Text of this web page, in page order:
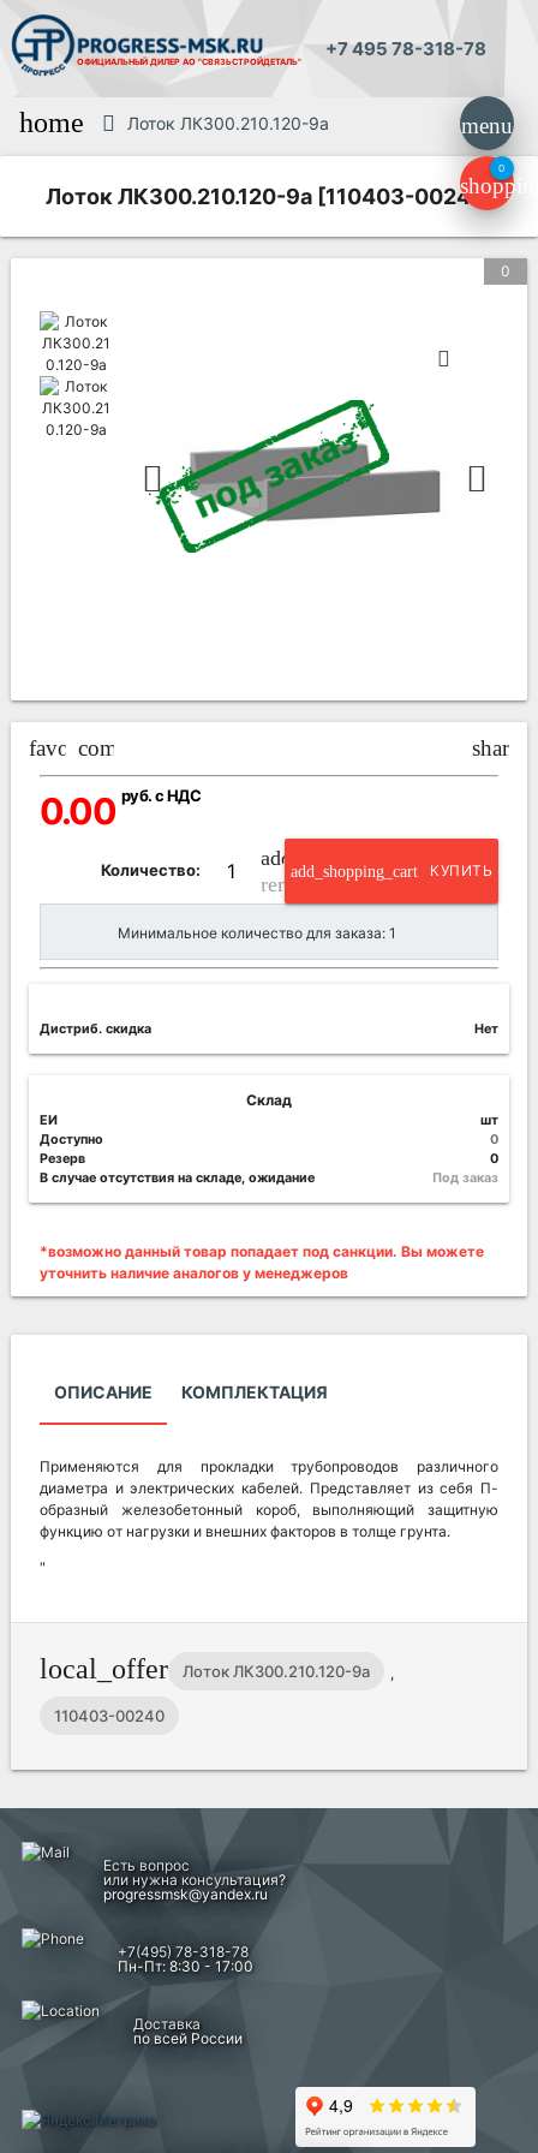
ОФИЦИАЛЬНЫЙ ДИЛЕР АО "СВЯЗЬСТРОЙДЕТАЛЬ"
+7 495 78-318-78
menu
0
home Лоток ЛК300.210.120-9а
Лоток ЛК300.210.120-9а [110403-00240]
0
favorite_border
compare_arrows share
0.00 руб. с НДС
Количество:
add_circle_outline
remove_circle_outline
add_shopping_cart КУПИТЬ
Минимальное количество для заказа: 1
Дистриб. скидка Нет
Склад
ЕИ
шт
Доступно
0
Резерв
0
В случае отсутствия на складе, ожидание
Под заказ
*возможно данный товар попадает под санкции. Вы можете
уточнить наличие аналогов у менеджеров
ОПИСАНИЕ КОМПЛЕКТАЦИЯ
Применяются для прокладки трубопроводов различного
диаметра и электрических кабелей. Представляет из себя П-
образный железобетонный короб, выполняющий защитную
функцию от нагрузки и внешних факторов в толще грунта.
"
local_offer Лоток ЛК300.210.120-9а ,
110403-00240
Есть вопрос
или нужна консультация?
progressmsk@yandex.ru
+7(495) 78-318-78
Пн-Пт: 8:30 - 17:00
Доставка
по всей России